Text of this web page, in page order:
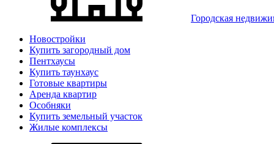
Городская
Новостройки
Купить загородный дом
Пентхаусы
Купить таунхаус
Готовые квартиры
Аренда квартир
Особняки
Купить земельный участок
Жилые комплексы